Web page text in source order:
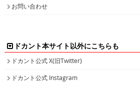
お問い合わせ
ドカント本サイト以外にこちらも
ドカント公式 X(旧Twitter)
ドカント公式 Instagram